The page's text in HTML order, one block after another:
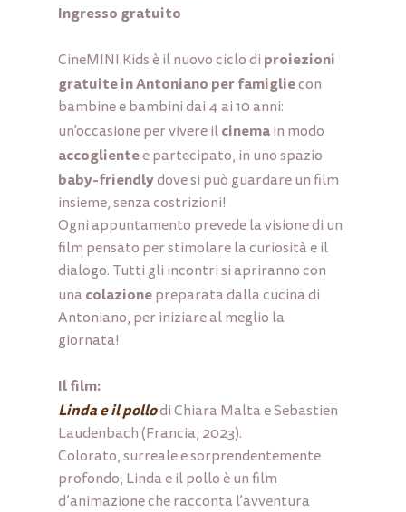
Ingresso gratuito
CineMINI Kids è il nuovo ciclo di proiezioni
gratuite in Antoniano per famigliecon
bambine e bambini dai 4 ai 10 anni:
un’occasione per vivere il cinema in modo
accoglientee partecipato, in uno spazio
baby-friendlydove si può guardare un film
insieme, senza costrizioni!
Ogni appuntamento prevede la visione di un
film pensato per stimolare la curiosità e il
dialogo. Tutti gli incontri si apriranno con
una colazione preparata dalla cucina di
Antoniano, per iniziare al meglio la
giornata!
Il film:
Linda e il pollodi Chiara Malta e Sebastien
Laudenbach (Francia, 2023).
Colorato, surreale e sorprendentemente
profondo, Linda e il pollo è un film
d’animazione che racconta l’avventura